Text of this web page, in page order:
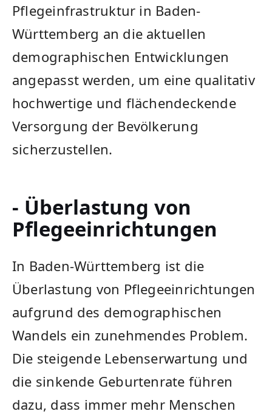
Pflegeinfrastruktur in Baden-
Württemberg an die aktuellen
demographischen Entwicklungen
angepasst werden, um eine qualitativ
hochwertige und flächendeckende
Versorgung der Bevölkerung
sicherzustellen.
- Überlastung von
Pflegeeinrichtungen
In Baden-Württemberg ist die
Überlastung von Pflegeeinrichtungen
aufgrund des demographischen
Wandels ein zunehmendes Problem.
Die steigende Lebenserwartung und
die sinkende Geburtenrate führen
dazu, dass ⁤immer mehr Menschen